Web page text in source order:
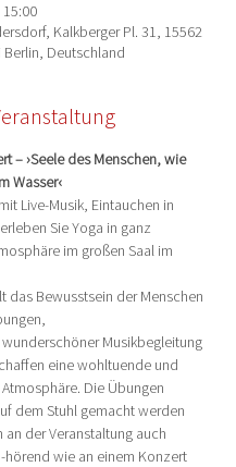
Kalkberger Pl. 31, 15562
Deutschland
– ›Seele des Menschen, wie
Wasser‹
Live-Musik, Eintauchen in
Sie Yoga in ganz
im großen Saal im
das Bewusstsein der Menschen
wunderschöner Musikbegleitung
eine wohltuende und
Die Übungen
dem Stuhl gemacht werden
an der Veranstaltung auch
hörend wie an einem Konzert